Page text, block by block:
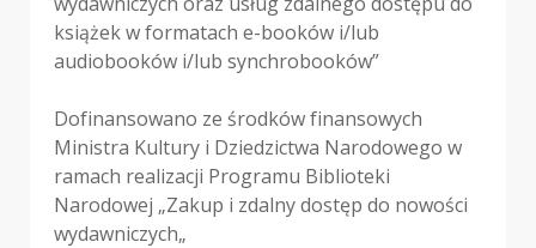
książek w formatach e-booków i/lub
audiobooków i/lub synchrobooków”
Dofinansowano ze środków finansowych
Ministra Kultury i Dziedzictwa Narodowego w
ramach realizacji Programu Biblioteki
Narodowej „Zakup i zdalny dostęp do nowości
wydawniczych„